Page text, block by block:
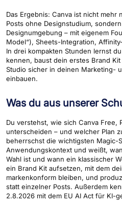
Das Ergebnis: Canva ist nicht mehr
Posts ohne Designstudium,
Designumgebung – mit eigenem
Model“), Sheets-Integration,
In drei kompakten Stunden lernst
kennen, baust dein erstes Brand
Studio sicher in deinen Marketing-
einbauen.
Was du aus unserer
Du verstehst, wie sich Canva Free,
unterscheiden – und welcher Plan
beherrschst die wichtigsten Magic-
Anwendungskontext und weißt,
Wahl ist und wann ein klassischer
ein Brand Kit aufsetzen, mit dem
markenkonform bleiben, und
statt einzelner Posts. Außerdem
2.8.2026 mit dem EU AI Act für KI-